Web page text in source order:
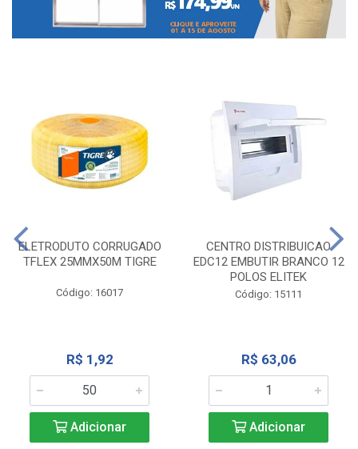
ELETRODUTO CORRUGADO
TFLEX 25MMX50M TIGRE
Código: 16017
R$ 1,92
Adicionar
CENTRO DISTRIBUICAO
EDC12 EMBUTIR BRANCO 12
POLOS ELITEK
Código: 15111
R$ 63,06
Adicionar